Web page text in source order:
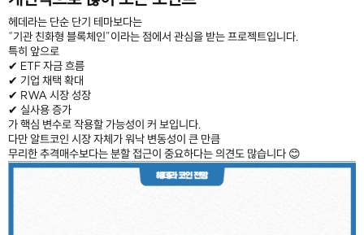
헤데라는 단순 단기 테마보다는
“기관 친화형 블록체인”이라는 점에서 관심을 받는 프로젝트입니다.
특히 앞으로
✔ ETF 자금 흐름
✔ 기업 채택 확대
✔ RWA 시장 성장
✔ 실사용 증가
가 핵심 변수로 작용할 가능성이 커 보입니다.
다만 알트코인 시장 자체가 워낙 변동성이 큰 만큼
무리한 추격매수보다는 분할 접근이 중요하다는 의견도 많습니다 😊